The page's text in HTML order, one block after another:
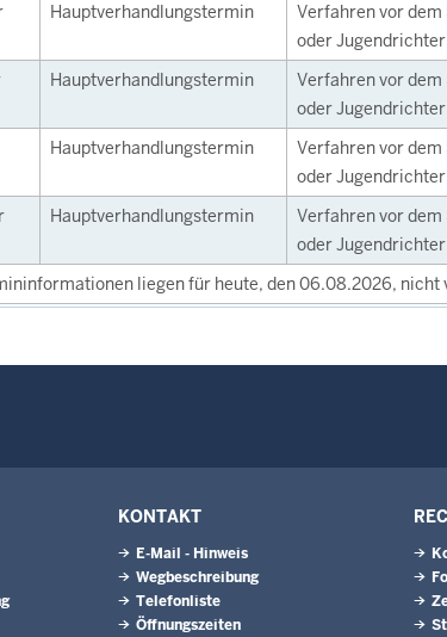
Hauptverhandlungstermin
Verfahren vor dem
oder Jugendrichter
Hauptverhandlungstermin
Verfahren vor dem
oder Jugendrichter
Hauptverhandlungstermin
Verfahren vor dem
oder Jugendrichter
Hauptverhandlungstermin
Verfahren vor dem
oder Jugendrichter
liegen für heute, den 06.08.2026, nicht
KONTAKT
E-Mail - Hinweis
Wegbeschreibung
Telefonliste
Öffnungszeiten